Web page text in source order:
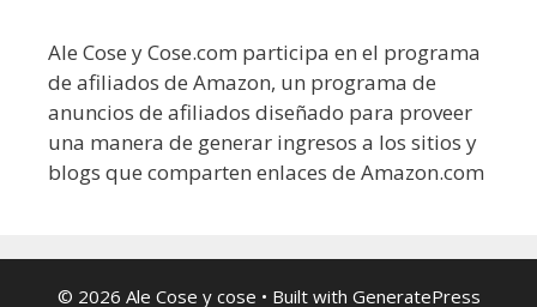
Ale Cose y Cose.com participa en el programa
de afiliados de Amazon, un programa de
anuncios de afiliados diseñado para proveer
una manera de generar ingresos a los sitios y
blogs que comparten enlaces de Amazon.com
© 2026 Ale Cose y cose • Built with GeneratePress